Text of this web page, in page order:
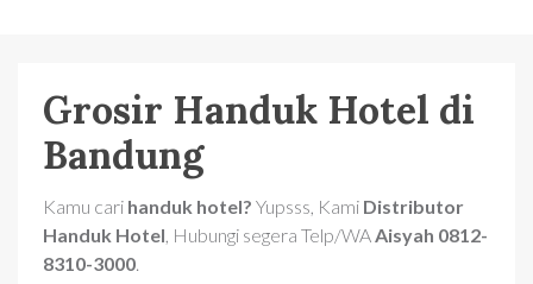
Grosir Handuk Hotel di
Bandung
Kamu cari handuk hotel? Yupsss, Kami Distributor
Handuk Hotel, Hubungi segera Telp/WAAisyah 0812-
8310-3000.